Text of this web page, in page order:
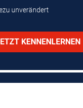
unverändert
KENNENLERNEN